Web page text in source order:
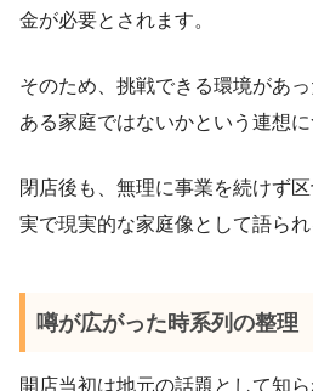
金が必要とされます。
そのため、挑戦できる環境があ
ある家庭ではないかという連想に
閉店後も、無理に事業を続けず
実で現実的な家庭像として語られ
噂が広がった時系列の整理
開店当初は地元の話題として知